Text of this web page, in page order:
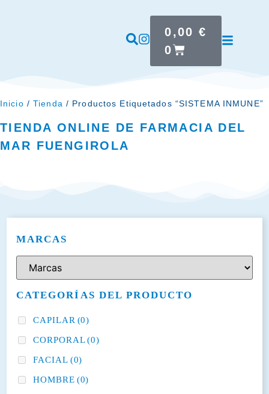
0,00€
0
Inicio /Tienda / Productos Etiquetados “SISTEMA INMUNE”
TIENDA ONLINE DE FARMACIA DEL
MAR FUENGIROLA
MARCAS
CATEGORÍAS DEL PRODUCTO
CAPILAR (0)
CORPORAL (0)
FACIAL (0)
HOMBRE (0)